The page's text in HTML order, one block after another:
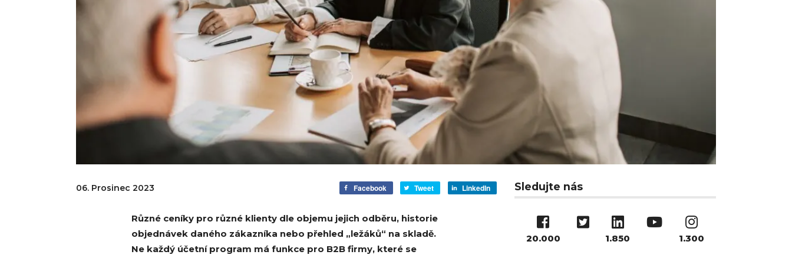
06. Prosinec 2023 Facebook Tweet LinkedIn
Různé ceníky pro různé klienty dle objemu jejich odběru, historie
objednávek daného zákazníka nebo přehled „ležáků“ na skladě.
Ne každý účetní program má funkce pro B2B firmy, které se
Sledujte nás
20.000 1.850 1.300